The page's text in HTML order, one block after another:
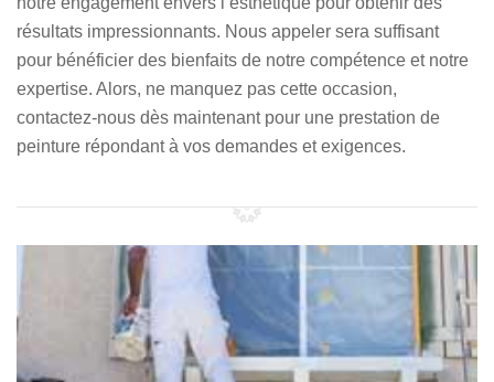
résultats impressionnants. Nous appeler sera suffisant
pour bénéficier des bienfaits de notre compétence et notre
expertise. Alors, ne manquez pas cette occasion,
contactez-nous dès maintenant pour une prestation de
peinture répondant à vos demandes et exigences.